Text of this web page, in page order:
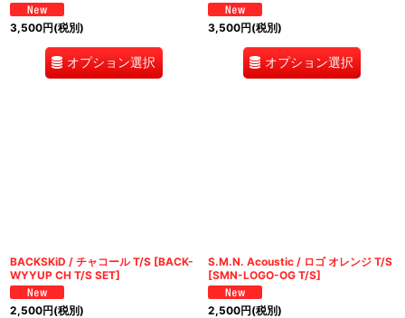
3,500円(税別)
オプション選択
3,500円(税別)
オプション選択
BACKSKiD / チャコール T/S [BACK-
WYYUP CH T/S SET]
2,500円(税別)
S.M.N. Acoustic / ロゴ オレンジ T/S
[SMN-LOGO-OG T/S]
2,500円(税別)